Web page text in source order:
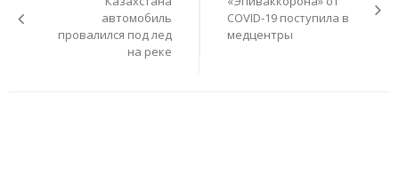
автомобиль
провалился под лед
на реке
COVID-19 поступила в
медцентры